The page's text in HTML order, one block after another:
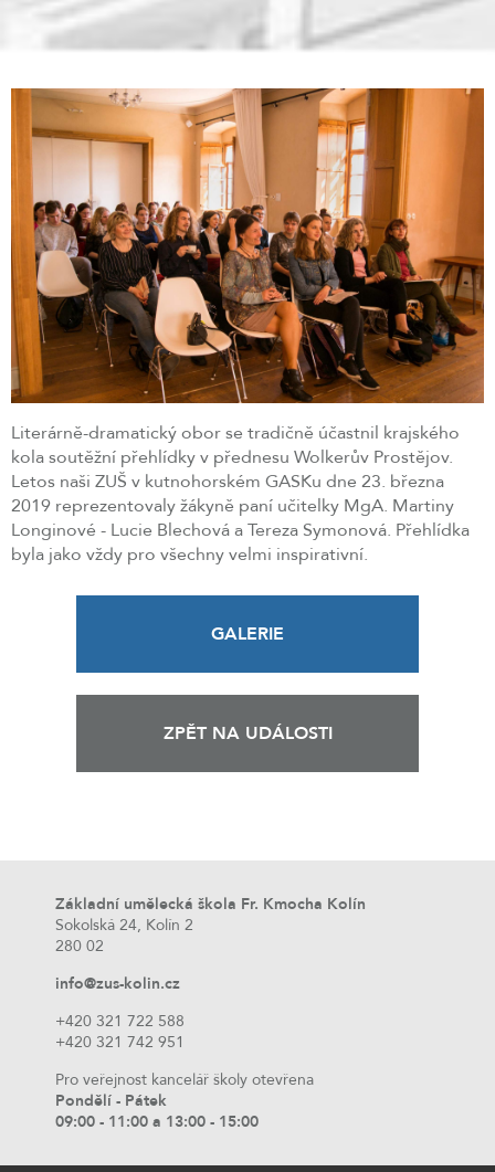
Literárně-dramatický obor se tradičně účastnil krajského
kola soutěžní přehlídky v přednesu Wolkerův Prostějov.
Letos naši ZUŠ v kutnohorském GASKu dne 23. března
2019 reprezentovaly žákyně paní učitelky MgA. Martiny
Longinové - Lucie Blechová a Tereza Symonová. Přehlídka
byla jako vždy pro všechny velmi inspirativní.
GALERIE
ZPĚT NA UDÁLOSTI
Základní umělecká škola Fr. Kmocha Kolín
Sokolská 24, Kolín 2
280 02
info@zus-kolin.cz
+420 321 722 588
+420 321 742 951
Pro veřejnost kancelář školy otevřena
Pondělí - Pátek
09:00 - 11:00 a 13:00 - 15:00